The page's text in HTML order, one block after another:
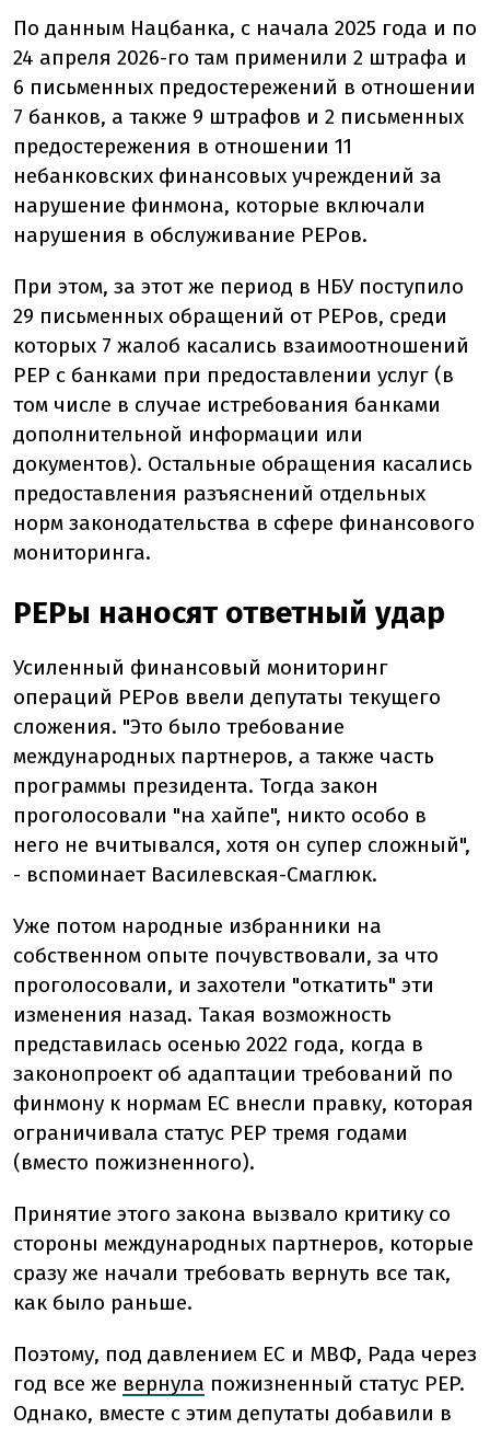
По данным Нацбанка, с начала 2025 года и по
24 апреля 2026-го там применили 2 штрафа и
6 письменных предостережений в отношении
7 банков, а также 9 штрафов и 2 письменных
предостережения в отношении 11
небанковских финансовых учреждений за
нарушение финмона, которые включали
нарушения в обслуживание PEPов.
При этом, за этот же период в НБУ поступило
29 письменных обращений от PEPов, среди
которых 7 жалоб касались взаимоотношений
РЕР с банками при предоставлении услуг (в
том числе в случае истребования банками
дополнительной информации или
документов). Остальные обращения касались
предоставления разъяснений отдельных
норм законодательства в сфере финансового
мониторинга.
PEPы наносят ответный удар
Усиленный финансовый мониторинг
операций PEPов ввели депутаты текущего
сложения. "Это было требование
международных партнеров, а также часть
программы президента. Тогда закон
проголосовали "на хайпе", никто особо в
него не вчитывался, хотя он супер сложный",
- вспоминает Василевская-Смаглюк.
Уже потом народные избранники на
собственном опыте почувствовали, за что
проголосовали, и захотели "откатить" эти
изменения назад. Такая возможность
представилась осенью 2022 года, когда в
законопроект об адаптации требований по
финмону к нормам ЕС внесли правку, которая
ограничивала статус PEP тремя годами
(вместо пожизненного).
Принятие этого закона вызвало критику со
стороны международных партнеров, которые
сразу же начали требовать вернуть все так,
как было раньше.
Поэтому, под давлением ЕС и МВФ, Рада через
год все же вернула пожизненный статус PEP.
Однако, вместе с этим депутаты добавили в